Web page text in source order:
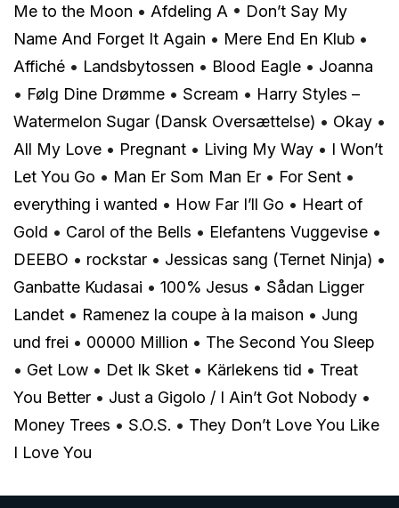
Me to the Moon • Afdeling A • Don’t Say My
Name And Forget It Again • Mere End En Klub •
Affiché • Landsbytossen • Blood Eagle • Joanna
• Følg Dine Drømme • Scream • Harry Styles –
Watermelon Sugar (Dansk Oversættelse) • Okay •
All My Love • Pregnant • Living My Way • I Won’t
Let You Go • Man Er Som Man Er • For Sent •
everything i wanted • How Far I’ll Go • Heart of
Gold • Carol of the Bells • Elefantens Vuggevise •
DEEBO • ​​rockstar • Jessicas sang (Ternet Ninja) •
Ganbatte Kudasai • 100% Jesus • Sådan Ligger
Landet • Ramenez la coupe à la maison • Jung
und frei • 00000 Million • The Second You Sleep
• Get Low • Det Ik Sket • Kärlekens tid • Treat
You Better • Just a Gigolo / I Ain’t Got Nobody •
Money Trees • S.O.S. • They Don’t Love You Like
I Love You